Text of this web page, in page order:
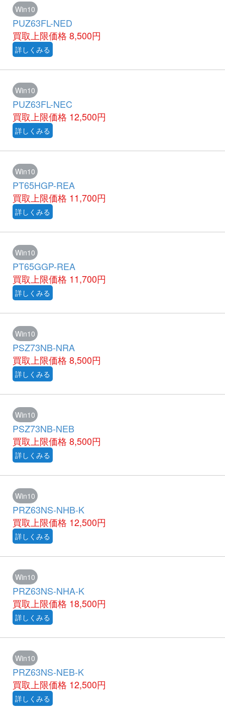
Win10
PUZ63FL-NED
買取上限価格 8,500円
詳しくみる
Win10
PUZ63FL-NEC
買取上限価格 12,500円
詳しくみる
Win10
PT65HGP-REA
買取上限価格 11,700円
詳しくみる
Win10
PT65GGP-REA
買取上限価格 11,700円
詳しくみる
Win10
PSZ73NB-NRA
買取上限価格 8,500円
詳しくみる
Win10
PSZ73NB-NEB
買取上限価格 8,500円
詳しくみる
Win10
PRZ63NS-NHB-K
買取上限価格 12,500円
詳しくみる
Win10
PRZ63NS-NHA-K
買取上限価格 18,500円
詳しくみる
Win10
PRZ63NS-NEB-K
買取上限価格 12,500円
詳しくみる